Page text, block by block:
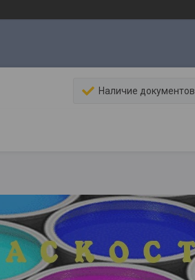
Наличие документов